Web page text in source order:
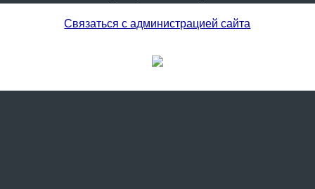
Связаться с администрацией сайта